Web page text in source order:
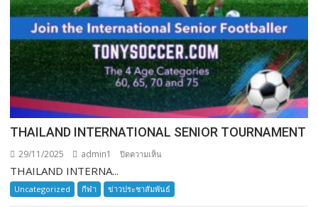
THAILAND INTERNATIONAL SENIOR TOURNAMENT
29/11/2025 admin1 ปิดความเห็น
INTERNATIONAL
SENIOR
THAILAND INTERNA...
Uncategorized กีฬา ข่าวประชาสัมพันธ์